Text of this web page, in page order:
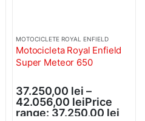
MOTOCICLETE ROYAL ENFIELD
Motocicleta Royal Enfield
Super Meteor 650
37.250,00 lei –
42.056,00 leiPrice
range: 37.250,00 lei